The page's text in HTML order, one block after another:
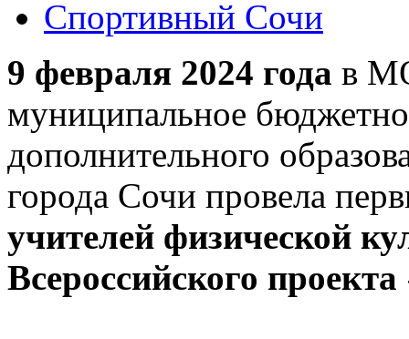
Спортивный Сочи
9 февраля 2024 года в
муниципальное
дополнительного
города Сочи провела
учителей физической
Всероссийского